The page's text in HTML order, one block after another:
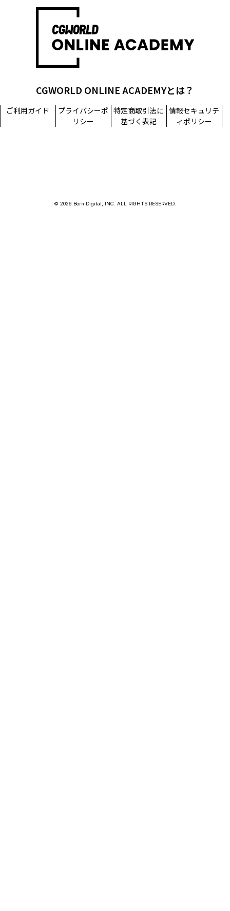
CGWORLD ONLINE ACADEMYとは？
ご利用ガイド
プライバシーポ
リシー
特定商取引法に
基づく表記
情報セキュリテ
ィポリシー
© 2026 Born Digital, INC. ALL RIGHTS RESERVED.